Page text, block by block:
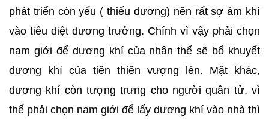
phát triển còn yếu ( thiếu dương) nên rất sợ âm khí
vào tiêu diệt dương trưởng. Chính vì vậy phải chọn
nam giới để dương khí của nhân thế sẽ bổ khuyết
dương khí của tiên thiên vượng lên. Mặt khác,
dương khí còn tượng trưng cho người quân tử, vì
thế phải chọn nam giới để lấy dương khí vào nhà thì